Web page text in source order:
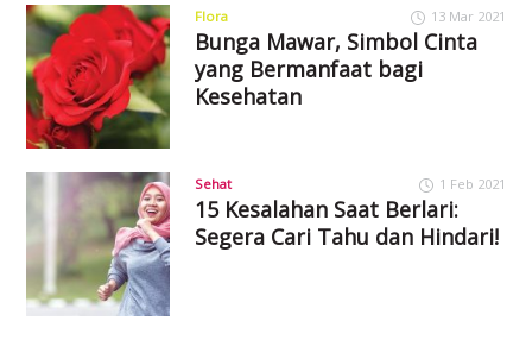
Flora 13 Mar 2021
Bunga Mawar, Simbol Cinta
yang Bermanfaat bagi
Kesehatan
Sehat 1 Feb 2021
15 Kesalahan Saat Berlari:
Segera Cari Tahu dan Hindari!